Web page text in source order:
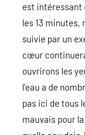
est intéressant
les 13 minutes,
suivie par un
cœur
ouvrirons les
l’eau a de
pas ici de tous
mauvais pour